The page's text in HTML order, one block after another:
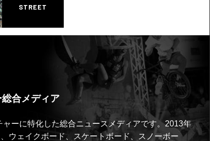
STREET
合メディア
ーに特化した総合ニュースメディアです。2013年
ウェイクボード、スケートボード、スノーボー